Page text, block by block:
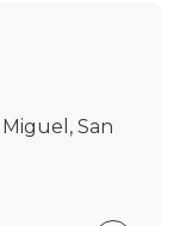
San